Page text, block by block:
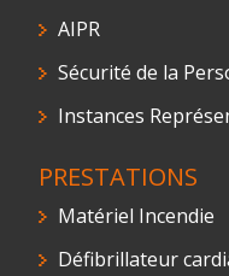
AIPR
Sécurité de la
Instances
PRESTATIONS
Matériel Incendie
Défibrillateur